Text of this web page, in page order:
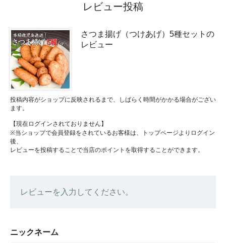
レビュー投稿
さつま揚げ（つけあげ）5種セットの
レビュー
投稿内容がショップに反映されるまで、しばらく時間がかかる場合がござい
ます。
【現在ログインされておりません】
※当ショップで会員登録をされているお客様は、トップページよりログイン
後、
レビューを投稿することで当店のポイントを取得することができます。
レビューを入力してください。
ニックネーム